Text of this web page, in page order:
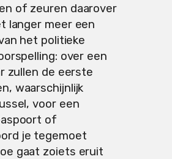
of zeuren daarover
langer meer een
het politieke
over een
zullen de eerste
waarschijnlijk
voor een
of
je tegemoet
gaat zoiets eruit